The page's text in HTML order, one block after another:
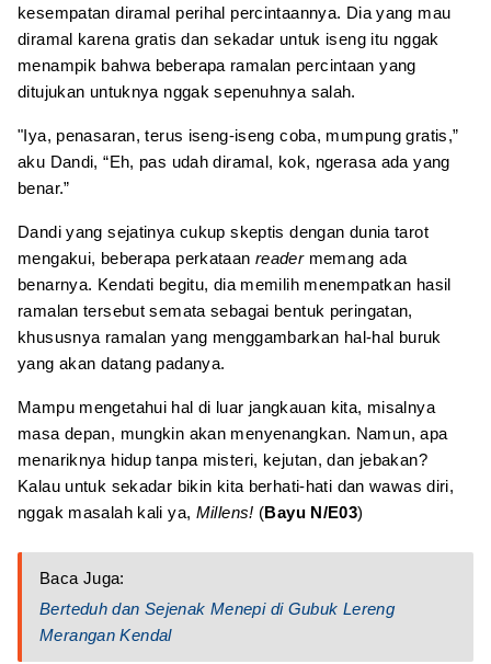
kesempatan diramal perihal percintaannya. Dia yang mau
diramal karena gratis dan sekadar untuk iseng itu nggak
menampik bahwa beberapa ramalan percintaan yang
ditujukan untuknya nggak sepenuhnya salah.
"Iya, penasaran, terus iseng-iseng coba, mumpung gratis,”
aku Dandi, “Eh, pas udah diramal, kok, ngerasa ada yang
benar.”
Dandi yang sejatinya cukup skeptis dengan dunia tarot
mengakui, beberapa perkataan readermemang ada
benarnya. Kendati begitu, dia memilih menempatkan hasil
ramalan tersebut semata sebagai bentuk peringatan,
khususnya ramalan yang menggambarkan hal-hal buruk
yang akan datang padanya.
Mampu mengetahui hal di luar jangkauan kita, misalnya
masa depan, mungkin akan menyenangkan. Namun, apa
menariknya hidup tanpa misteri, kejutan, dan jebakan?
Kalau untuk sekadar bikin kita berhati-hati dan wawas diri,
nggak masalah kali ya, Millens! (Bayu N/E03)
Baca Juga:
Berteduh dan Sejenak Menepi di Gubuk Lereng
Merangan Kendal